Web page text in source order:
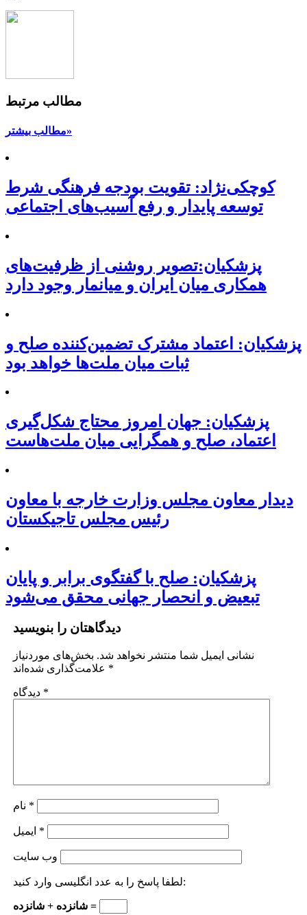
مطالب مرتبط
مطالب بیشتر»
کوچکی‌نژاد: تقویت بودجه فرهنگی شرط
توسعه پایدار و رفع آسیب‌های اجتماعی
پزشکیان:تصویر روشنی از ظرفیت‌های
همکاری میان ایران و میانمار وجود دارد
پزشکیان: اعتماد مشترک تضمین‌کننده صلح و
ثبات میان ملت‌ها خواهد بود
پزشکیان: جهان امروز محتاج شکل‌گیری
اعتماد، صلح و همگرایی میان ملت‌هاست
دیدار معاون مجلس وزارت خارجه با معاون
رئیس مجلس تاجیکستان
پزشکیان: صلح با گفتگوی برابر و پایان
تبعیض و انحصار جهانی محقق می‌شود
دیدگاهتان را بنویسید
نشانی ایمیل شما منتشر نخواهد شد. بخش‌های موردنیاز
*
دیدگاه *
*
*
وب‌ سایت
لطفا پاسخ را به عدد انگلیسی وارد کنید:
شانزده + شانزده =